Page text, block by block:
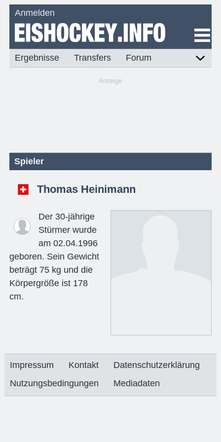
Anmelden
Ergebnisse Transfers Forum
Anzeige
Spieler
Thomas Heinimann
Der 30-jährige
Stürmer wurde
am 02.04.1996
geboren. Sein Gewicht
beträgt 75 kg und die
Körpergröße ist 178
cm.
Impressum Kontakt
Datenschutzerklärung
Nutzungsbedingungen
Mediadaten